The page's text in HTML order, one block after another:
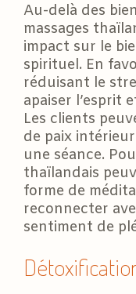
Au-delà des
massages
impact sur le
spirituel. En
réduisant le
apaiser l’esprit
Les clients
de paix
une séance.
thaïlandais
forme de
reconnecter
sentiment de